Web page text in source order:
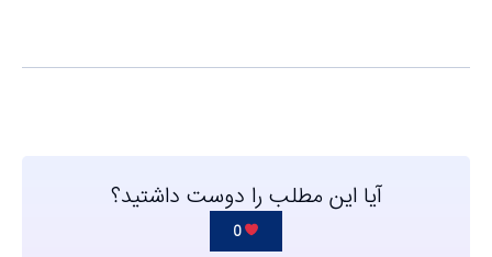
آیا این مطلب را دوست داشتید؟
0